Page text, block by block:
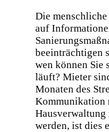
Die
auf
beeinträchtigen
wen können Sie
läuft? Mieter
Monaten des
Kommunikation
Hausverwaltung
werden, ist dies